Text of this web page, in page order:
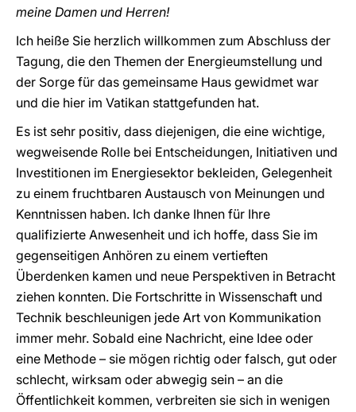
meine Damen und Herren!
Ich heiße Sie herzlich willkommen zum Abschluss der
Tagung, die den Themen der Energieumstellung und
der Sorge für das gemeinsame Haus gewidmet war
und die hier im Vatikan stattgefunden hat.
Es ist sehr positiv, dass diejenigen, die eine wichtige,
wegweisende Rolle bei Entscheidungen, Initiativen und
Investitionen im Energiesektor bekleiden, Gelegenheit
zu einem fruchtbaren Austausch von Meinungen und
Kenntnissen haben. Ich danke Ihnen für Ihre
qualifizierte Anwesenheit und ich hoffe, dass Sie im
gegenseitigen Anhören zu einem vertieften
Überdenken kamen und neue Perspektiven in Betracht
ziehen konnten. Die Fortschritte in Wissenschaft und
Technik beschleunigen jede Art von Kommunikation
immer mehr. Sobald eine Nachricht, eine Idee oder
eine Methode – sie mögen richtig oder falsch, gut oder
schlecht, wirksam oder abwegig sein – an die
Öffentlichkeit kommen, verbreiten sie sich in wenigen